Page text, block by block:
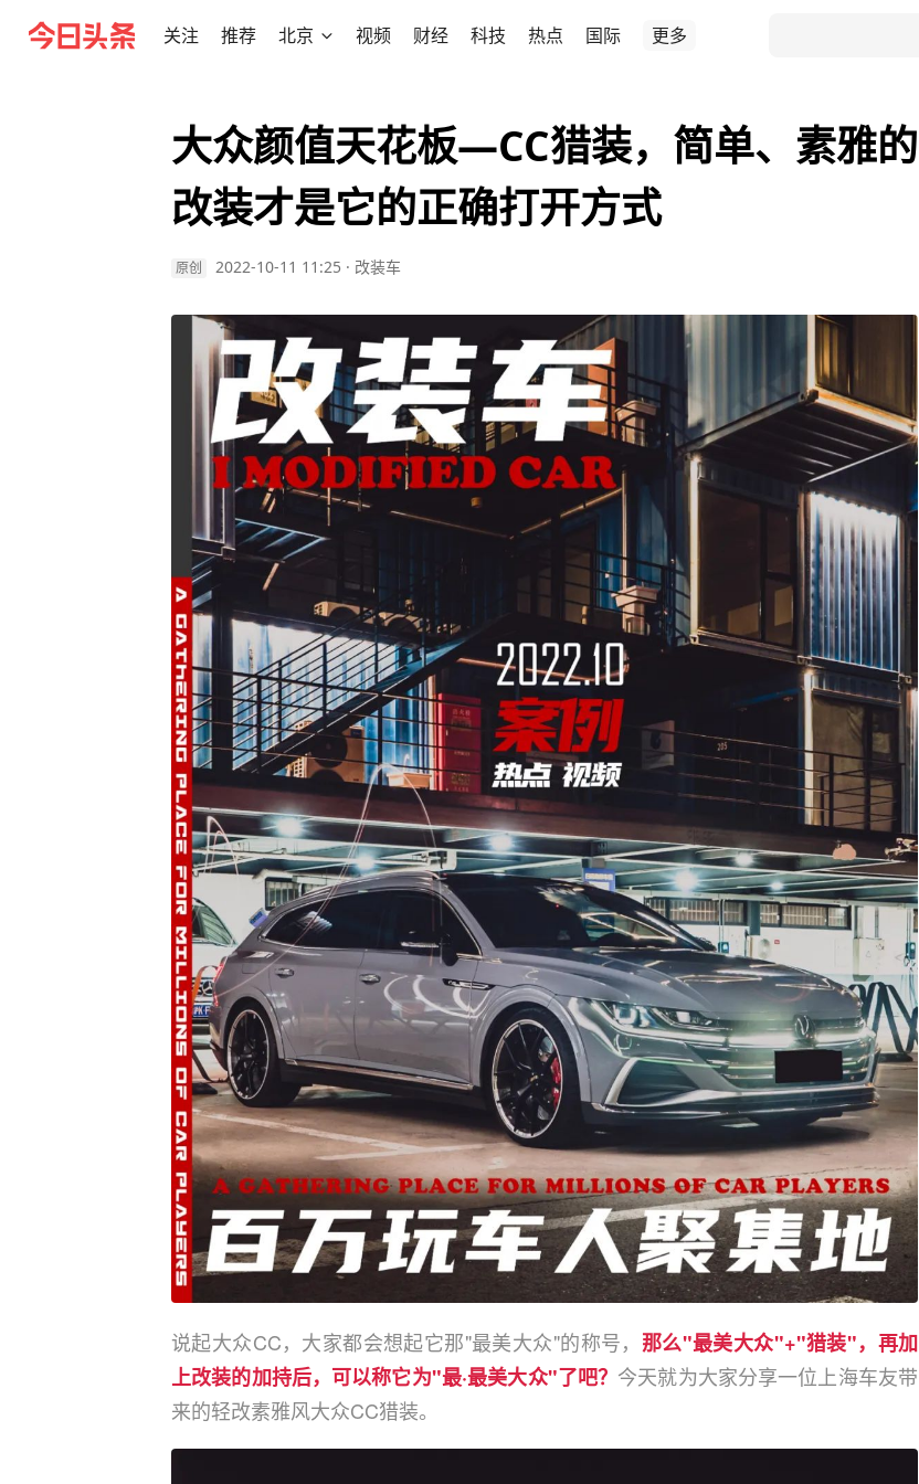
关注 推荐 北京 视频 财经 科技 热点 国际 更多
大众颜值天花板—CC猎装，简单、素雅的
改装才是它的正确打开方式
原创 2022-10-11 11:25 · 改装车
说起大众CC，大家都会想起它那"最美大众"的称号， 那么"最美大众"+"猎装"，再加
上改装的加持后，可以称它为"最·最美大众"了吧？ 今天就为大家分享一位上海车友带
来的轻改素雅风大众CC猎装。